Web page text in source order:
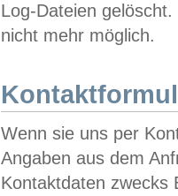
Log-Dateien
nicht mehr möglich.
Wenn sie uns per
Angaben aus dem
Kontaktdaten zwecks